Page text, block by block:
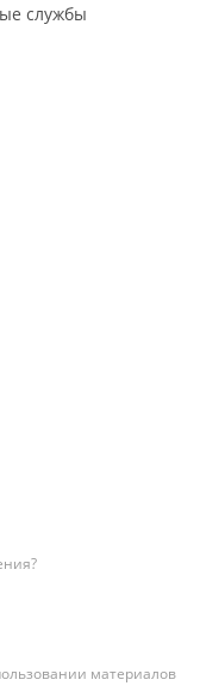
службы
материалов